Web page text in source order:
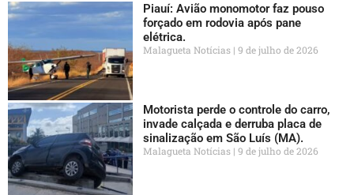
Piauí: Avião monomotor faz pouso
forçado em rodovia após pane
elétrica.
Malagueta Notícias 9 de julho de 2026
Motorista perde o controle do carro,
invade calçada e derruba placa de
sinalização em São Luís (MA).
Malagueta Notícias 9 de julho de 2026